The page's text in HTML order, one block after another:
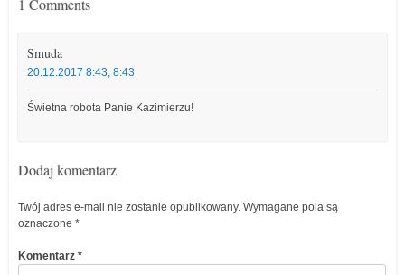
1 Comments
Smuda
20.12.2017 8:43, 8:43
Świetna robota Panie Kazimierzu!
Dodaj komentarz
Twój adres e-mail nie zostanie opublikowany. Wymagane pola są
oznaczone *
Komentarz *